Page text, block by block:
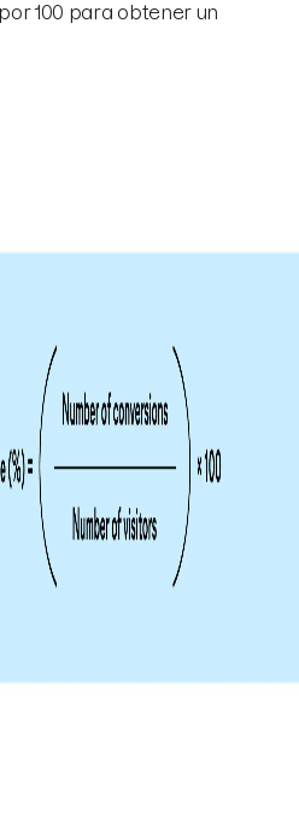
100 para obtener un